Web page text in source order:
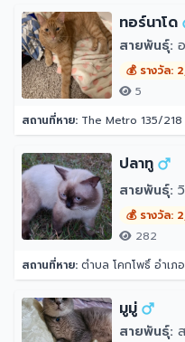
ทอร์นาโด
สายพันธุ์:
💰 รางวัล:
5
สถานที่หาย: The Metro 135/218 ถนน รัต
ปลาทู
สายพันธุ์:
💰 รางวัล:
282
สถานที่หาย: ตำบล โคกโพธิ์ อำเ
มูมู่
สายพันธุ์: